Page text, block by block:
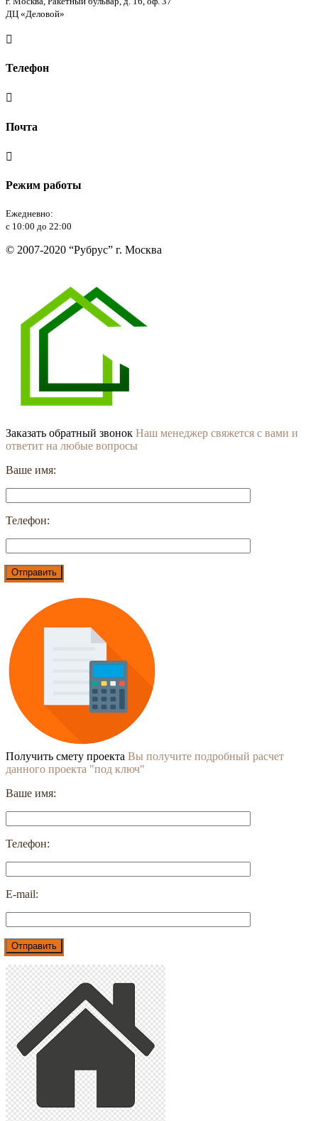
ДЦ «Деловой»

Телефон

Почта

Режим работы
Ежедневно:
с 10:00 до 22:00
© 2007-2020 “Рубрус” г. Москва
Заказать обратный звонок Наш менеджер свяжется с вами и
ответит на любые вопросы
Ваше имя:
Телефон:
Получить смету проекта Вы получите подробный расчет
данного проекта "под ключ"
Ваше имя:
Телефон:
E-mail: